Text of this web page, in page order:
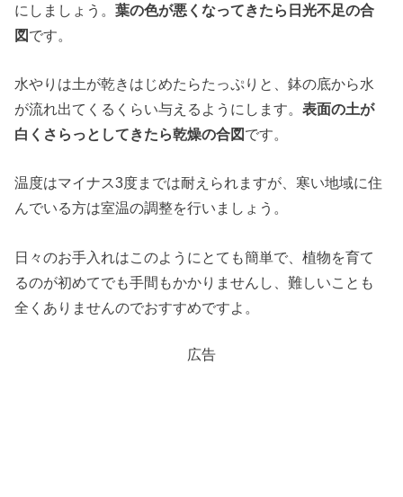
にしましょう。葉の色が悪くなってきたら日光不足の合
図です。
水やりは土が乾きはじめたらたっぷりと、鉢の底から水
が流れ出てくるくらい与えるようにします。表面の土が
白くさらっとしてきたら乾燥の合図です。
温度はマイナス3度までは耐えられますが、寒い地域に住
んでいる方は室温の調整を行いましょう。
日々のお手入れはこのようにとても簡単で、植物を育て
るのが初めてでも手間もかかりませんし、難しいことも
全くありませんのでおすすめですよ。
広告